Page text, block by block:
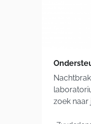
zoek naar